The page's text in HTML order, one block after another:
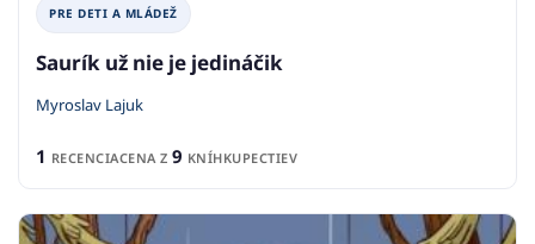
PRE DETI A MLÁDEŽ
Saurík už nie je jedináčik
Myroslav Lajuk
1 RECENCIACENA Z 9 KNÍHKUPECTIEV